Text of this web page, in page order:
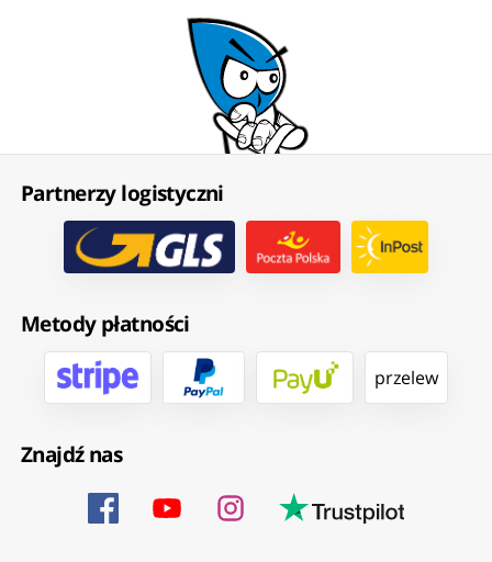
Partnerzy logistyczni
Metody płatności
przelew
Znajdź nas